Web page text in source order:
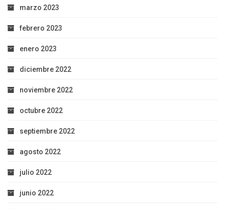
marzo 2023
febrero 2023
enero 2023
diciembre 2022
noviembre 2022
octubre 2022
septiembre 2022
agosto 2022
julio 2022
junio 2022